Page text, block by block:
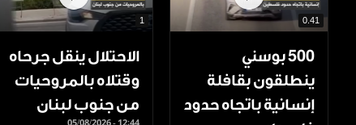
0.41
500 بوسني
ينطلقون بقافلة
إنسانية باتجاه حدود
1
الاحتلال ينقل جرحاه
وقتلاه بالمروحيات
من جنوب لبنان